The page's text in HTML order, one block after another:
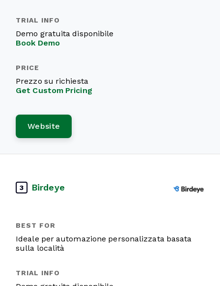
Demo gratuita disponibile
Book Demo
Prezzo su richiesta
Get Custom Pricing
Website
3 Birdeye
Ideale per automazione personalizzata basata
sulla località